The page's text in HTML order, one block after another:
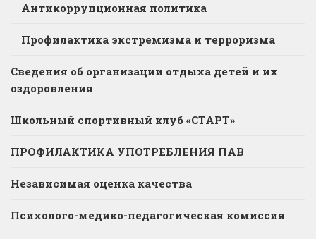
Антикоррупционная политика
Профилактика экстремизма и терроризма
Сведения об организации отдыха детей и их
оздоровления
Школьный спортивный клуб «СТАРТ»
ПРОФИЛАКТИКА УПОТРЕБЛЕНИЯ ПАВ
Независимая оценка качества
Психолого-медико-педагогическая комиссия